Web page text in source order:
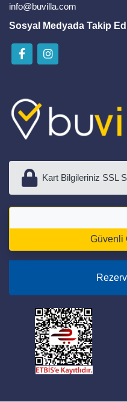
info@buvilla.com
Sosyal Medyada Takip
Kart Bilgileriniz SSL
Güvenli